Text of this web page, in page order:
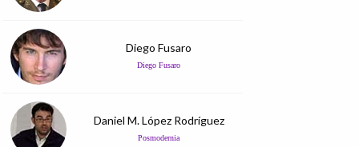
Diego Fusaro
Diego Fusaro
Daniel M. López Rodríguez
Posmodernia